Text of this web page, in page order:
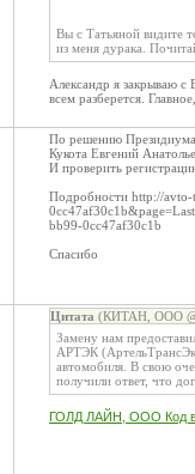
Вы с Татьяной видите
из меня дурака.
Александр я закрываю
всем разберется.
По решению Президиума
Кукота Евгений
И проверить
Подробности http://
bb99-0cc47af30c1b
Спасибо
Цитата (КИТАН, ООО @
Замену нам
АРТЭК
автомобиля. В свою
получили ответ, что
ГОЛД ЛАЙН, ООО Код в